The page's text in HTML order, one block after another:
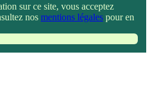
sur ce site, vous acceptez
nos mentions légales pour en